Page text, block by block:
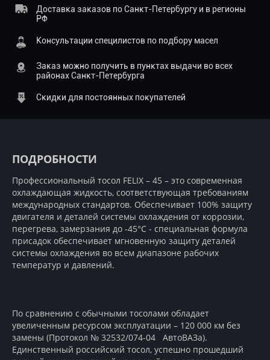
Доставка заказов по Санкт-Петербургу и в регионы
РФ
Консультации специлистов по подбору масел
Заказ можно получить в пунктах выдачи во всех
районах Санкт-Петербурга
Скидки для постоянных покупателей
ПОДРОБНОСТИ
Профессиональный тосол FELIX – 45 – это современная
охлаждающая жидкость, соответствующая требованиям
международных стандартов. Обеспечивает 100% защиту
двигателя и деталей системы охлаждения от коррозии,
перегрева, замерзания до -45°С - специальная формула
присадок обеспечивает мгновенную защиту деталей
системы охлаждения во всем диапазоне рабочих
температур и давлений.
По сравнению с обычными тосолами обладает
увеличенным ресурсом эксплуатации – 120 000 км без
замены (Протокол № 32532/074-04 АвтоВАЗа).
Единственный российский тосол, успешно прошедший